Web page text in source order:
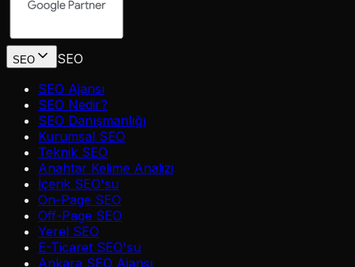
SEO
SEO
SEO Ajansı
SEO Nedir?
SEO Danışmanlığı
Kurumsal SEO
Teknik SEO
Anahtar Kelime Analizi
İçerik SEO'su
On-Page SEO
Off-Page SEO
Yerel SEO
E-Ticaret SEO'su
Ankara SEO Ajansı